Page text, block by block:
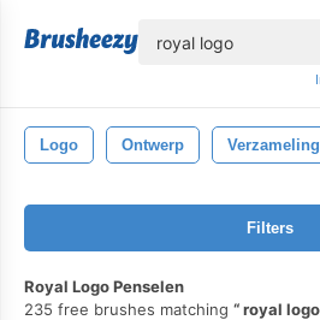
Logo Ontwerp Verzameling
Filters
Royal Logo Penselen
235 free brushes matching
royal logo